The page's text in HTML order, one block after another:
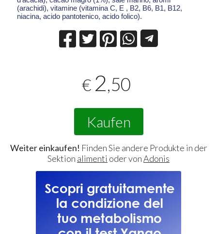
(arachidi), vitamine (vitamina C, E , B2, B6, B1, B12,
niacina, acido pantotenico, acido folico).
€ 2,50
Kaufen
Weiter einkaufen! Finden Sie andere Produkte in der
Sektion alimenti oder vonAdonis